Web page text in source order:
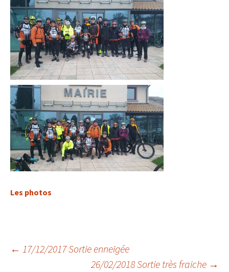
Les photos
Navigation
← 17/12/2017 Sortie enneigée
26/02/2018 Sortie très fraiche →